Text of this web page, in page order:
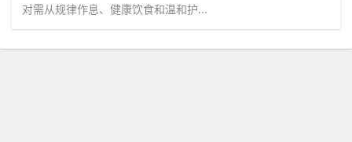
对需从规律作息、健康饮食和温和护...